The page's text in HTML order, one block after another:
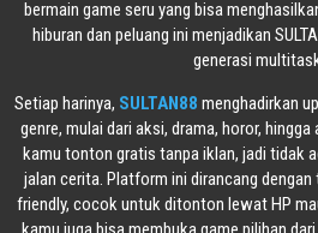
bermain game seru yang bisa
hiburan dan peluang ini menjadikan
generasi
Setiap harinya, SULTAN88 menghadirkan
genre, mulai dari aksi, drama, horor,
kamu tonton gratis tanpa iklan, jadi tidak
jalan cerita. Platform ini dirancang
friendly, cocok untuk ditonton lewat HP